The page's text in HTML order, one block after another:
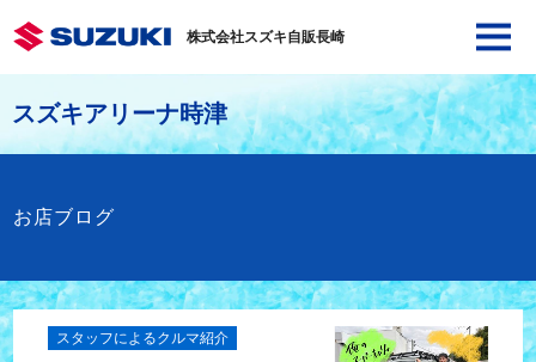
株式会社スズキ自販長崎
スズキアリーナ時津
お店ブログ
スタッフによるクルマ紹介